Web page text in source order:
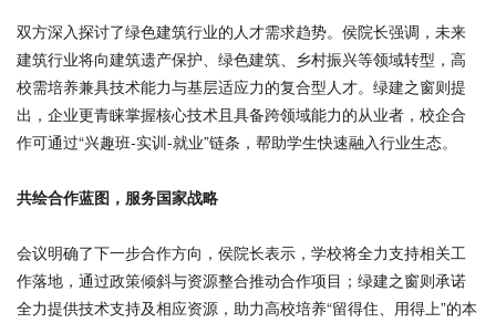
双方深入探讨了绿色建筑行业的人才需求趋势。侯院长强调，未来
建筑行业将向建筑遗产保护、绿色建筑、乡村振兴等领域转型，高
校需培养兼具技术能力与基层适应力的复合型人才。绿建之窗则提
出，企业更青睐掌握核心技术且具备跨领域能力的从业者，校企合
作可通过“兴趣班-实训-就业”链条，帮助学生快速融入行业生态。
共绘合作蓝图，服务国家战略
会议明确了下一步合作方向，侯院长表示，学校将全力支持相关工
作落地，通过政策倾斜与资源整合推动合作项目；绿建之窗则承诺
全力提供技术支持及相应资源，助力高校培养“留得住、用得上”的本